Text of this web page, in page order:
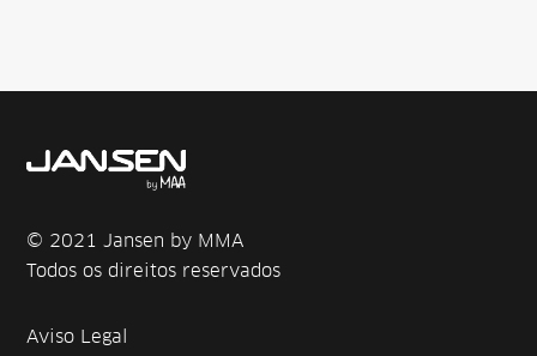
© 2021 Jansen by MMA
Todos os direitos reservados
Aviso Legal